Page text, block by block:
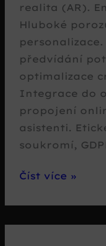
realita (AR).
Hluboké
předvídání
optimalizace
Integrace do
propojení
asistenti.
soukromí,
Budoucnost
asistentů
v
Číst více »